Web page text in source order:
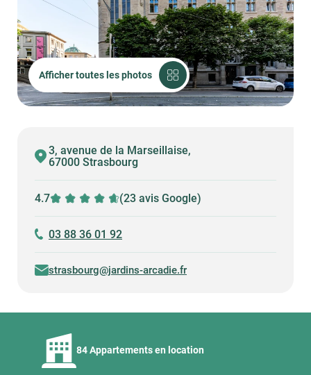
Afficher toutes les photos
3, avenue de la Marseillaise,
67000 Strasbourg
4.7 (23 avis Google)
03 88 36 01 92
strasbourg@jardins-arcadie.fr
84 Appartements en location